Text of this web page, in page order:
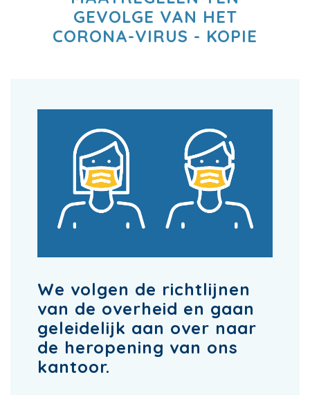
GEVOLGE VAN HET
CORONA-VIRUS - KOPIE
We volgen de richtlijnen
van de overheid en gaan
geleidelijk aan over naar
de heropening van ons
kantoor.